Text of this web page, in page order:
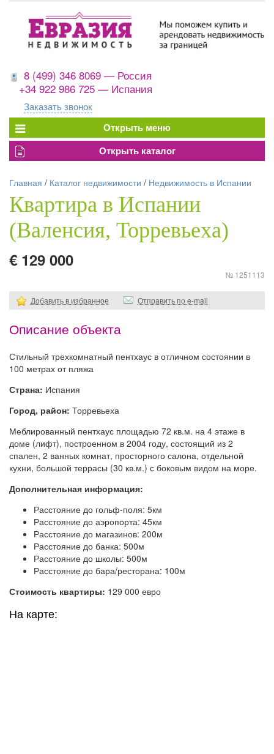
8 (499) 346 8069 — Россия
+34 922 986 725 — Испания
Заказать звонок
Главная / Каталог недвижимости / Недвижимость в Испании
Квартира в Испании
(Валенсия, Торревьеха)
€ 129 000
№ 1251113
Добавить в избранное Отправить по e-mail
Описание объекта
Стильный трехкомнатный пентхаус в отличном состоянии в
100 метрах от пляжа
Страна: Испания
Город, район: Торревьеха
Меблированный пентхаус площадью 72 кв.м. на 4 этаже в
доме (лифт), построенном в 2004 году, состоящий из 2
спален, 2 ванных комнат, просторного салона, отдельной
кухни, большой террасы (30 кв.м.) с боковым видом на море.
Дополнительная информация:
Расстояние до гольф-поля: 5км
Расстояние до аэропорта: 45км
Расстояние до магазинов: 200м
Расстояние до банка: 500м
Расстояние до школы: 500м
Расстояние до бара/ресторана: 100м
Стоимость квартиры: 129 000 евро
На карте: